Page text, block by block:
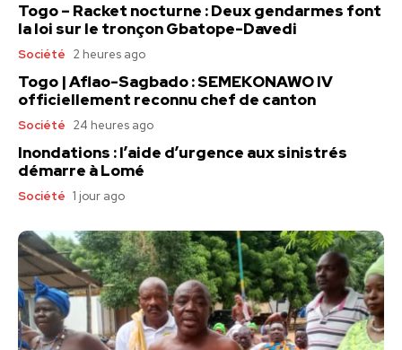
Togo – Racket nocturne : Deux gendarmes font
la loi sur le tronçon Gbatope-Davedi
Société 2 heures ago
Togo | Aflao-Sagbado : SEMEKONAWO IV
officiellement reconnu chef de canton
Société 24 heures ago
Inondations : l’aide d’urgence aux sinistrés
démarre à Lomé
Société 1 jour ago